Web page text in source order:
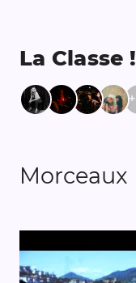
La Classe !
+
Morceaux